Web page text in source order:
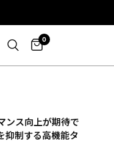
0
ンス向上が期待で
抑制する高機能タ